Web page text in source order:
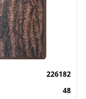
226182
48